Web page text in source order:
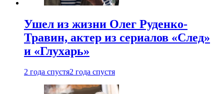
Ушел из жизни Олег Руденко-
Травин, актер из сериалов «След»
и «Глухарь»
2 года спустя2 года спустя